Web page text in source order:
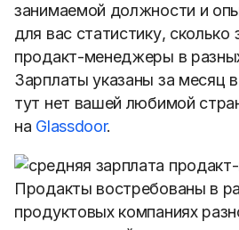
занимаемой должности и
для вас статистику,
продакт-менеджеры в
Зарплаты указаны за месяц
тут нет вашей любимой
на Glassdoor.
Продакты востребованы в
продуктовых компаниях